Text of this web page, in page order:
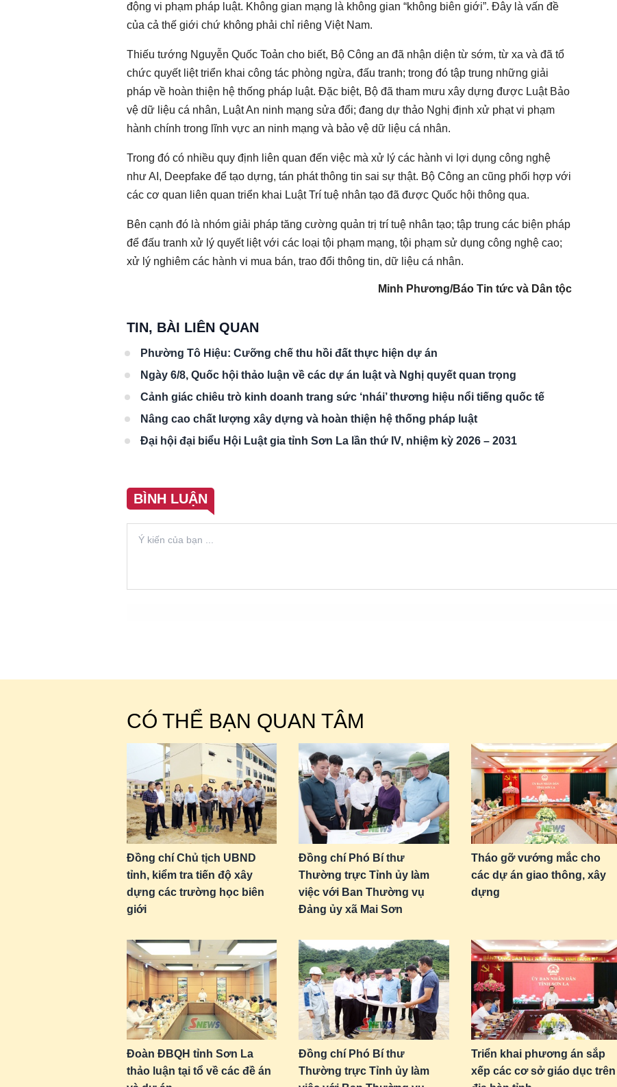
động vi phạm pháp luật. Không gian mạng là không gian “không biên giới”. Đây là vấn đề
của cả thế giới chứ không phải chỉ riêng Việt Nam.
Thiếu tướng Nguyễn Quốc Toản cho biết, Bộ Công an đã nhận diện từ sớm, từ xa và đã tổ
chức quyết liệt triển khai công tác phòng ngừa, đấu tranh; trong đó tập trung những giải
pháp về hoàn thiện hệ thống pháp luật. Đặc biệt, Bộ đã tham mưu xây dựng được Luật Bảo
vệ dữ liệu cá nhân, Luật An ninh mạng sửa đổi; đang dự thảo Nghị định xử phạt vi phạm
hành chính trong lĩnh vực an ninh mạng và bảo vệ dữ liệu cá nhân.
Trong đó có nhiều quy định liên quan đến việc mà xử lý các hành vi lợi dụng công nghệ
như AI, Deepfake để tạo dựng, tán phát thông tin sai sự thật. Bộ Công an cũng phối hợp với
các cơ quan liên quan triển khai Luật Trí tuệ nhân tạo đã được Quốc hội thông qua.
Bên cạnh đó là nhóm giải pháp tăng cường quản trị trí tuệ nhân tạo; tập trung các biện pháp
để đấu tranh xử lý quyết liệt với các loại tội phạm mạng, tội phạm sử dụng công nghệ cao;
xử lý nghiêm các hành vi mua bán, trao đổi thông tin, dữ liệu cá nhân.
Minh Phương/Báo Tin tức và Dân tộc
TIN, BÀI LIÊN QUAN
Phường Tô Hiệu: Cưỡng chế thu hồi đất thực hiện dự án
Ngày 6/8, Quốc hội thảo luận về các dự án luật và Nghị quyết quan trọng
Cảnh giác chiêu trò kinh doanh trang sức ‘nhái’ thương hiệu nổi tiếng quốc tế
Nâng cao chất lượng xây dựng và hoàn thiện hệ thống pháp luật
Đại hội đại biểu Hội Luật gia tỉnh Sơn La lần thứ IV, nhiệm kỳ 2026 – 2031
BÌNH LUẬN
CÓ THỂ BẠN QUAN TÂM
Đồng chí Chủ tịch UBND
tỉnh, kiểm tra tiến độ xây
dựng các trường học biên
giới
Đồng chí Phó Bí thư
Thường trực Tỉnh ủy làm
việc với Ban Thường vụ
Đảng ủy xã Mai Sơn
Tháo gỡ vướng mắc cho
các dự án giao thông, xây
dựng
Đoàn ĐBQH tỉnh Sơn La
thảo luận tại tổ về các đề án
Đồng chí Phó Bí thư
Thường trực Tỉnh ủy làm
Triển khai phương án sắp
xếp các cơ sở giáo dục trên